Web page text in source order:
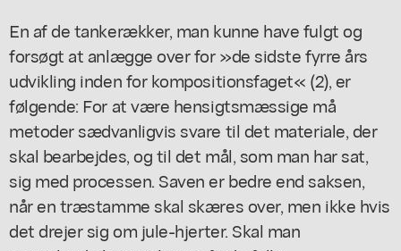
En af de tankerækker, man kunne have fulgt og
forsøgt at anlægge over for »de sidste fyrre års
udvikling inden for kompositionsfaget« (2), er
følgende: For at være hensigtsmæssige må
metoder sædvanligvis svare til det materiale, der
skal bearbejdes, og til det mål, som man har sat,
sig med processen. Saven er bedre end saksen,
når en træstamme skal skæres over, men ikke hvis
det drejer sig om jule-hjerter. Skal man